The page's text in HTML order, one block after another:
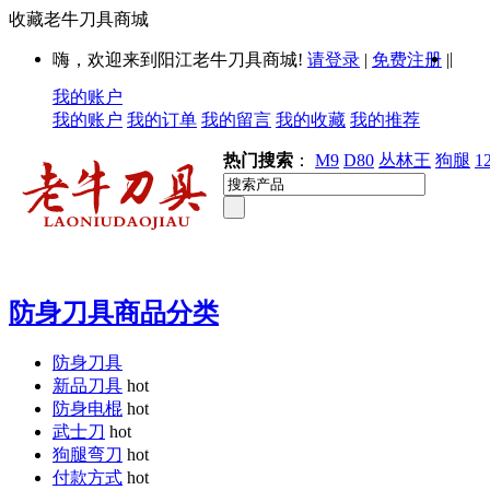
收藏老牛刀具商城
嗨，欢迎来到阳江老牛刀具商城! 请登录 | 免费注册 ||
我的账户
我的账户 我的订单 我的留言 我的收藏 我的推荐
热门搜索 ： M9 D80 丛林王 狗腿
防身刀具商品分类
防身刀具
新品刀具 hot
防身电棍 hot
武士刀 hot
狗腿弯刀 hot
付款方式 hot